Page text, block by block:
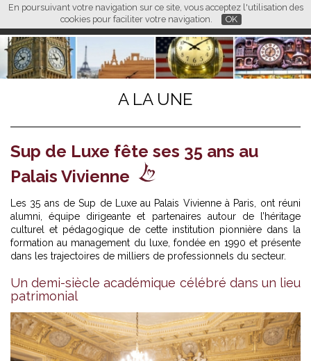
En poursuivant votre navigation sur ce site, vous acceptez l'utilisation des
cookies pour faciliter votre navigation.
OK
FR EN CN
L M
A LA UNE
Sup de Luxe fête ses 35 ans au
Palais Vivienne
Les 35 ans de Sup de Luxe au Palais Vivienne à Paris, ont réuni
alumni, équipe dirigeante et partenaires autour de l’héritage
culturel et pédagogique de cette institution pionnière dans la
formation au management du luxe, fondée en 1990 et présente
dans les trajectoires de milliers de professionnels du secteur.
Un demi-siècle académique célébré dans un lieu
patrimonial